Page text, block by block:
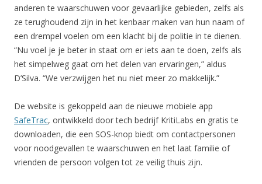
anderen te waarschuwen voor gevaarlijke gebieden, zelfs als
ze terughoudend zijn in het kenbaar maken van hun naam of
een drempel voelen om een klacht bij de politie in te dienen.
“Nu voel je je beter in staat om er iets aan te doen, zelfs als
het simpelweg gaat om het delen van ervaringen,” aldus
D’Silva. “We verzwijgen het nu niet meer zo makkelijk.”
De website is gekoppeld aan de nieuwe mobiele app
SafeTrac, ontwikkeld door tech bedrijf KritiLabs en gratis te
downloaden, die een SOS-knop biedt om contactpersonen
voor noodgevallen te waarschuwen en het laat familie of
vrienden de persoon volgen tot ze veilig thuis zijn.